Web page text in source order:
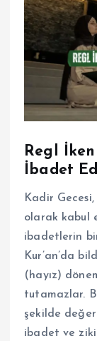
Regl
İbadet
Kadir
olarak kabul
ibadetlerin
Kur’an’da
(hayız)
tutamazlar.
şekilde
ibadet ve